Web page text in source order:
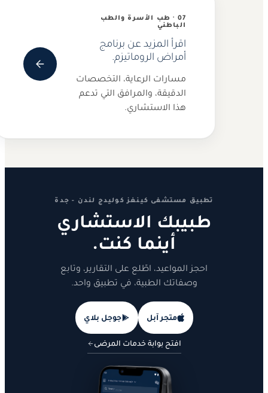
07 · طب الأسرة والطب
الباطني
اقرأ المزيد عن برنامج
أمراض الروماتيزم.
مسارات الرعاية، التخصصات
الدقيقة، والمرافق التي تدعم
هذا الاستشاري.
تطبيق مستشفى كينغز كوليدج لندن - جدة
طبيبك الاستشاري
أينما كنت.
احجز المواعيد، اطّلع على التقارير، وتابع
وصفاتك الطبية، في تطبيق واحد.
متجر آبل جوجل بلاي
افتح بوابة خدمات المرضى